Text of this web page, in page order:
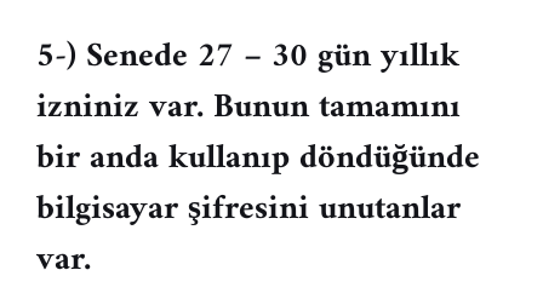
5-) Senede 27 – 30 gün yıllık
izniniz var. Bunun tamamını
bir anda kullanıp döndüğünde
bilgisayar şifresini unutanlar
var.